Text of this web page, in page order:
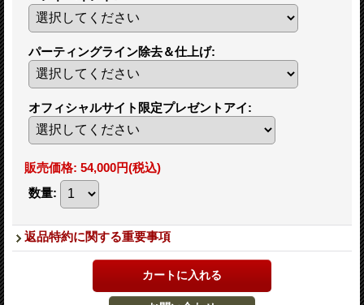
パーティングライン除去＆仕上げ:
オフィシャルサイト限定プレゼントアイ:
販売価格: 54,000円(税込)
数量:
返品特約に関する重要事項